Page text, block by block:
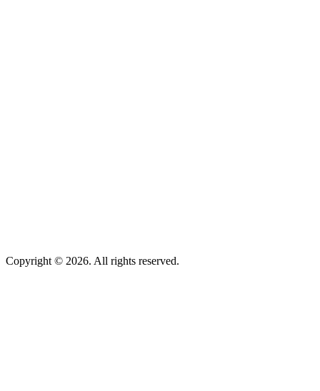
Copyright © 2026. All rights reserved.